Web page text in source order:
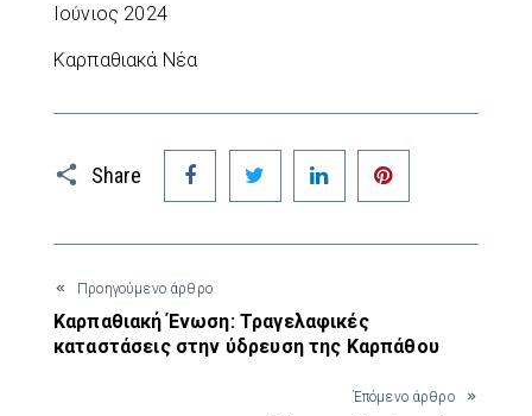
Ιούνιος 2024
Καρπαθιακά Νέα
Share
Facebook Twitter LinkedIn
Προηγούμενο άρθρο
Καρπαθιακή Ένωση: Τραγελαφικές
καταστάσεις στην ύδρευση της Καρπάθου
Έπόμενο άρθρο